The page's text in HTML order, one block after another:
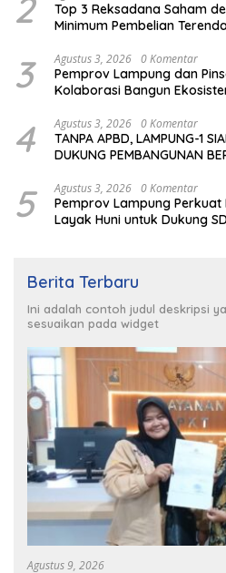
2
Top 3 Reksadana Saham
Minimum Pembelian
3 Agustus 3, 2026 0 Komentar
Pemprov Lampung dan
Kolaborasi Bangun
4 Agustus 3, 2026 0 Komentar
TANPA APBD, LAMPUNG-1
DUKUNG PEMBANGUNAN
5 Agustus 3, 2026 0 Komentar
Pemprov Lampung Perkuat
Layak Huni untuk Dukung
Berita Terbaru
Ini adalah contoh judul deskripsi
sesuaikan pada widget
Agustus 9, 2026